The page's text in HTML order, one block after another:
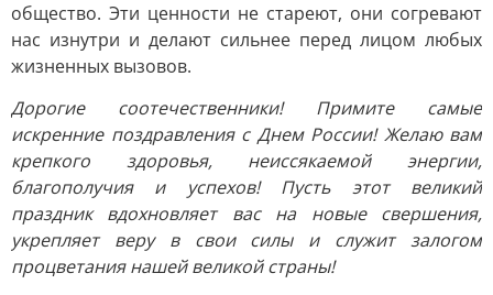
общество. Эти ценности не стареют, они согревают
нас изнутри и делают сильнее перед лицом любых
жизненных вызовов.
Дорогие соотечественники! Примите самые
искренние поздравления с Днем России! Желаю вам
крепкого здоровья, неиссякаемой энергии,
благополучия и успехов! Пусть этот великий
праздник вдохновляет вас на новые свершения,
укрепляет веру в свои силы и служит залогом
процветания нашей великой страны!